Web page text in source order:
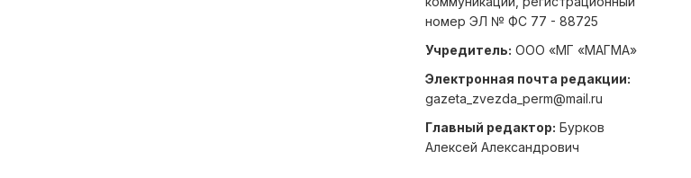
номер ЭЛ № ФС 77 - 88725
Учредитель: ООО «МГ «МАГМА»
Электронная почта редакции:
gazeta_zvezda_perm@mail.ru
Главный редактор: Бурков
Алексей Александрович